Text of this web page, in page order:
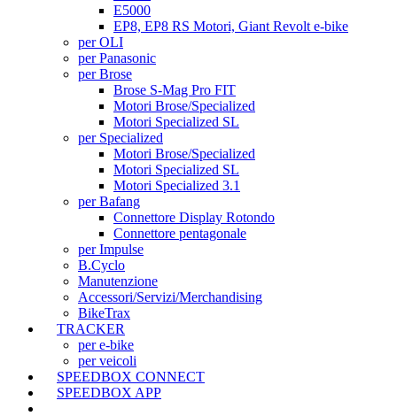
E5000
EP8, EP8 RS Motori, Giant Revolt e-bike
per OLI
per Panasonic
per Brose
Brose S-Mag Pro FIT
Motori Brose/Specialized
Motori Specialized SL
per Specialized
Motori Brose/Specialized
Motori Specialized SL
Motori Specialized 3.1
per Bafang
Connettore Display Rotondo
Connettore pentagonale
per Impulse
B.Cyclo
Manutenzione
Accessori/Servizi/Merchandising
BikeTrax
TRACKER
per e-bike
per veicoli
SPEEDBOX CONNECT
SPEEDBOX APP